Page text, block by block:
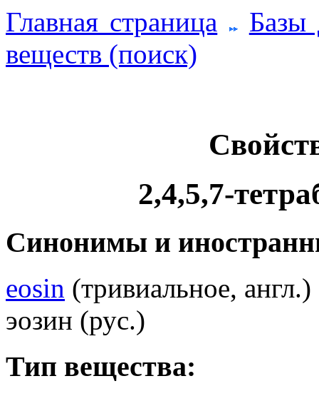
Главная страница
Базы
веществ (поиск)
2,4,5,7-
Синонимы и
eosin (тривиальное, англ.)
эозин (рус.)
Тип вещества: